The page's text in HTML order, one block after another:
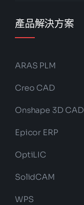
產品解決方案
ARAS PLM
Creo CAD
Onshape 3D CAD
Epicor ERP
OptiLIC
SolidCAM
WPS